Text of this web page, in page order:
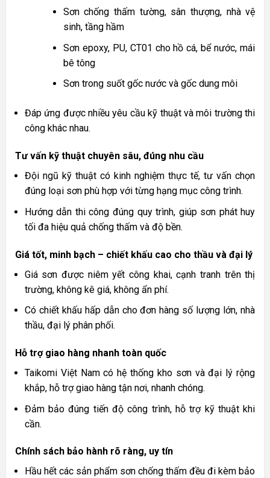
Sơn chống thấm tường, sân thượng, nhà vệ
sinh, tầng hầm
Sơn epoxy, PU, CT01 cho hồ cá, bể nước, mái
bê tông
Sơn trong suốt gốc nước và gốc dung môi
Đáp ứng được nhiều yêu cầu kỹ thuật và môi trường thi
công khác nhau.
Tư vấn kỹ thuật chuyên sâu, đúng nhu cầu
Đội ngũ kỹ thuật có kinh nghiệm thực tế, tư vấn chọn
đúng loại sơn phù hợp với từng hạng mục công trình.
Hướng dẫn thi công đúng quy trình, giúp sơn phát huy
tối đa hiệu quả chống thấm và độ bền.
Giá tốt, minh bạch – chiết khấu cao cho thầu và đại lý
Giá sơn được niêm yết công khai, cạnh tranh trên thị
trường, không kê giá, không ẩn phí.
Có chiết khấu hấp dẫn cho đơn hàng số lượng lớn, nhà
thầu, đại lý phân phối.
Hỗ trợ giao hàng nhanh toàn quốc
Taikomi Việt Nam có hệ thống kho sơn và đại lý rộng
khắp, hỗ trợ giao hàng tận nơi, nhanh chóng.
Đảm bảo đúng tiến độ công trình, hỗ trợ kỹ thuật khi
cần.
Chính sách bảo hành rõ ràng, uy tín
Hầu hết các sản phẩm sơn chống thấm đều đi kèm bảo